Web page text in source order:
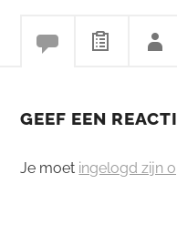
GEEF EEN
Je moet ingelogd zijn